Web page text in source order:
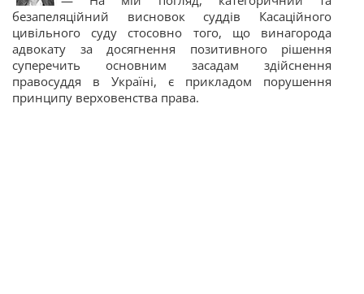
безапеляційний висновок суддів Касаційного
цивільного суду стосовно того, що винагорода
адвокату за досягнення позитивного рішення
суперечить основним засадам здійснення
правосуддя в Україні, є прикладом порушення
принципу верховенства права.